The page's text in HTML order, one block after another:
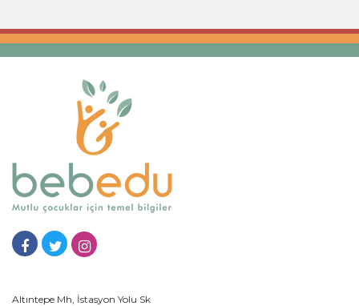
Altıntepe Mh, İstasyon Yolu Sk